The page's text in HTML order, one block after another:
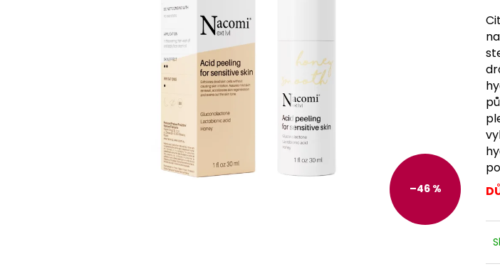
–46 %
BRAINMAX - OMEGA 3, OLEJ Z TRESČÍCH
JATER, CITRÓN, 240 ML
TREONÁT, 90 ROSTLINNÝCH KAPSLÍ
999 Kč
Původně: